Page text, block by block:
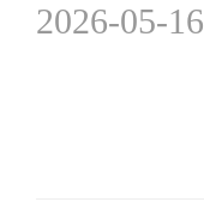
2026-05-16